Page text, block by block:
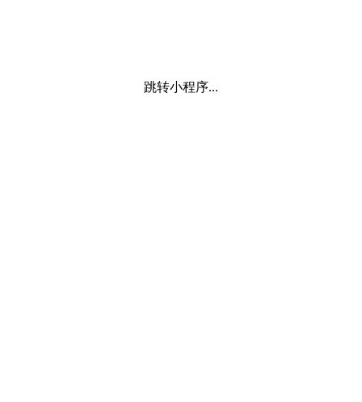
跳转小程序...